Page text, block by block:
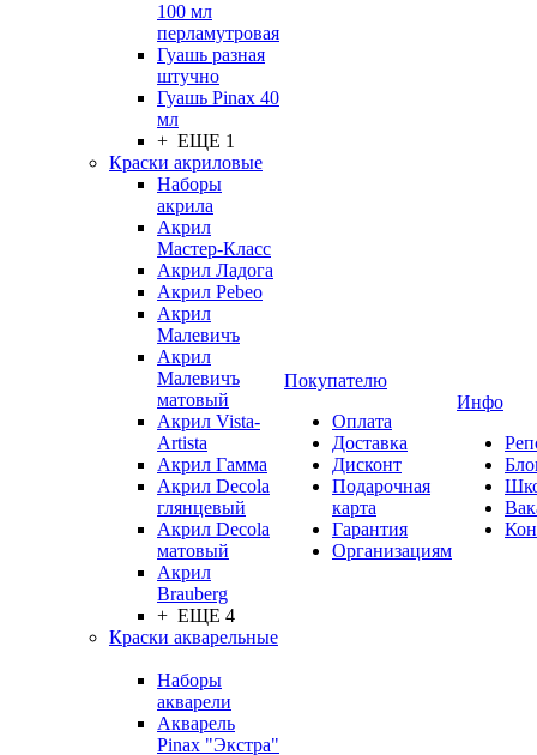
100 мл
перламутровая
Гуашь разная
штучно
Гуашь Pinax 40
мл
+ ЕЩЕ 1
Краски акриловые
Наборы
акрила
Акрил
Мастер-Класс
Акрил Ладога
Акрил Pebeo
Акрил
Малевичъ
Акрил
Малевичъ
матовый
Акрил Vista-
Artista
Акрил Гамма
Акрил Decola
глянцевый
Акрил Decola
матовый
Акрил
Brauberg
+ ЕЩЕ 4
Краски акварельные
Наборы
акварели
Акварель
Pinax "Экстра"
Покупателю
Оплата
Доставка
Дисконт
Подарочная
карта
Гарантия
Организациям
Инфо